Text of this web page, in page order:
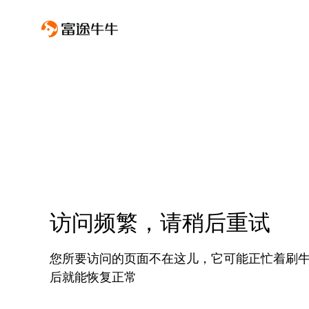
访问频繁，请稍后重试
您所要访问的页面不在这儿，它可能正忙着刷
后就能恢复正常